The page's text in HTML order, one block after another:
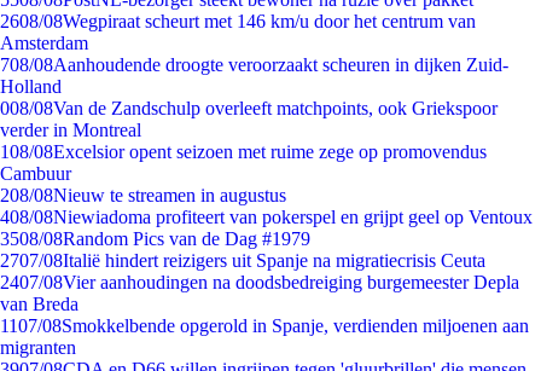
2608/08Wegpiraat scheurt met 146 km/u door het centrum van
Amsterdam
708/08Aanhoudende droogte veroorzaakt scheuren in dijken Zuid-
Holland
008/08Van de Zandschulp overleeft matchpoints, ook Griekspoor
verder in Montreal
108/08Excelsior opent seizoen met ruime zege op promovendus
Cambuur
208/08Nieuw te streamen in augustus
408/08Niewiadoma profiteert van pokerspel en grijpt geel op Ventoux
3508/08Random Pics van de Dag #1979
2707/08Italië hindert reizigers uit Spanje na migratiecrisis Ceuta
2407/08Vier aanhoudingen na doodsbedreiging burgemeester Depla
van Breda
1107/08Smokkelbende opgerold in Spanje, verdienden miljoenen aan
migranten